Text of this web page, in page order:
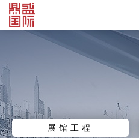
展馆工程